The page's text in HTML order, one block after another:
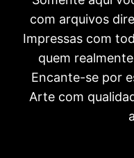
com arquivos
Impressas com
quem
Encante-se por
Arte com